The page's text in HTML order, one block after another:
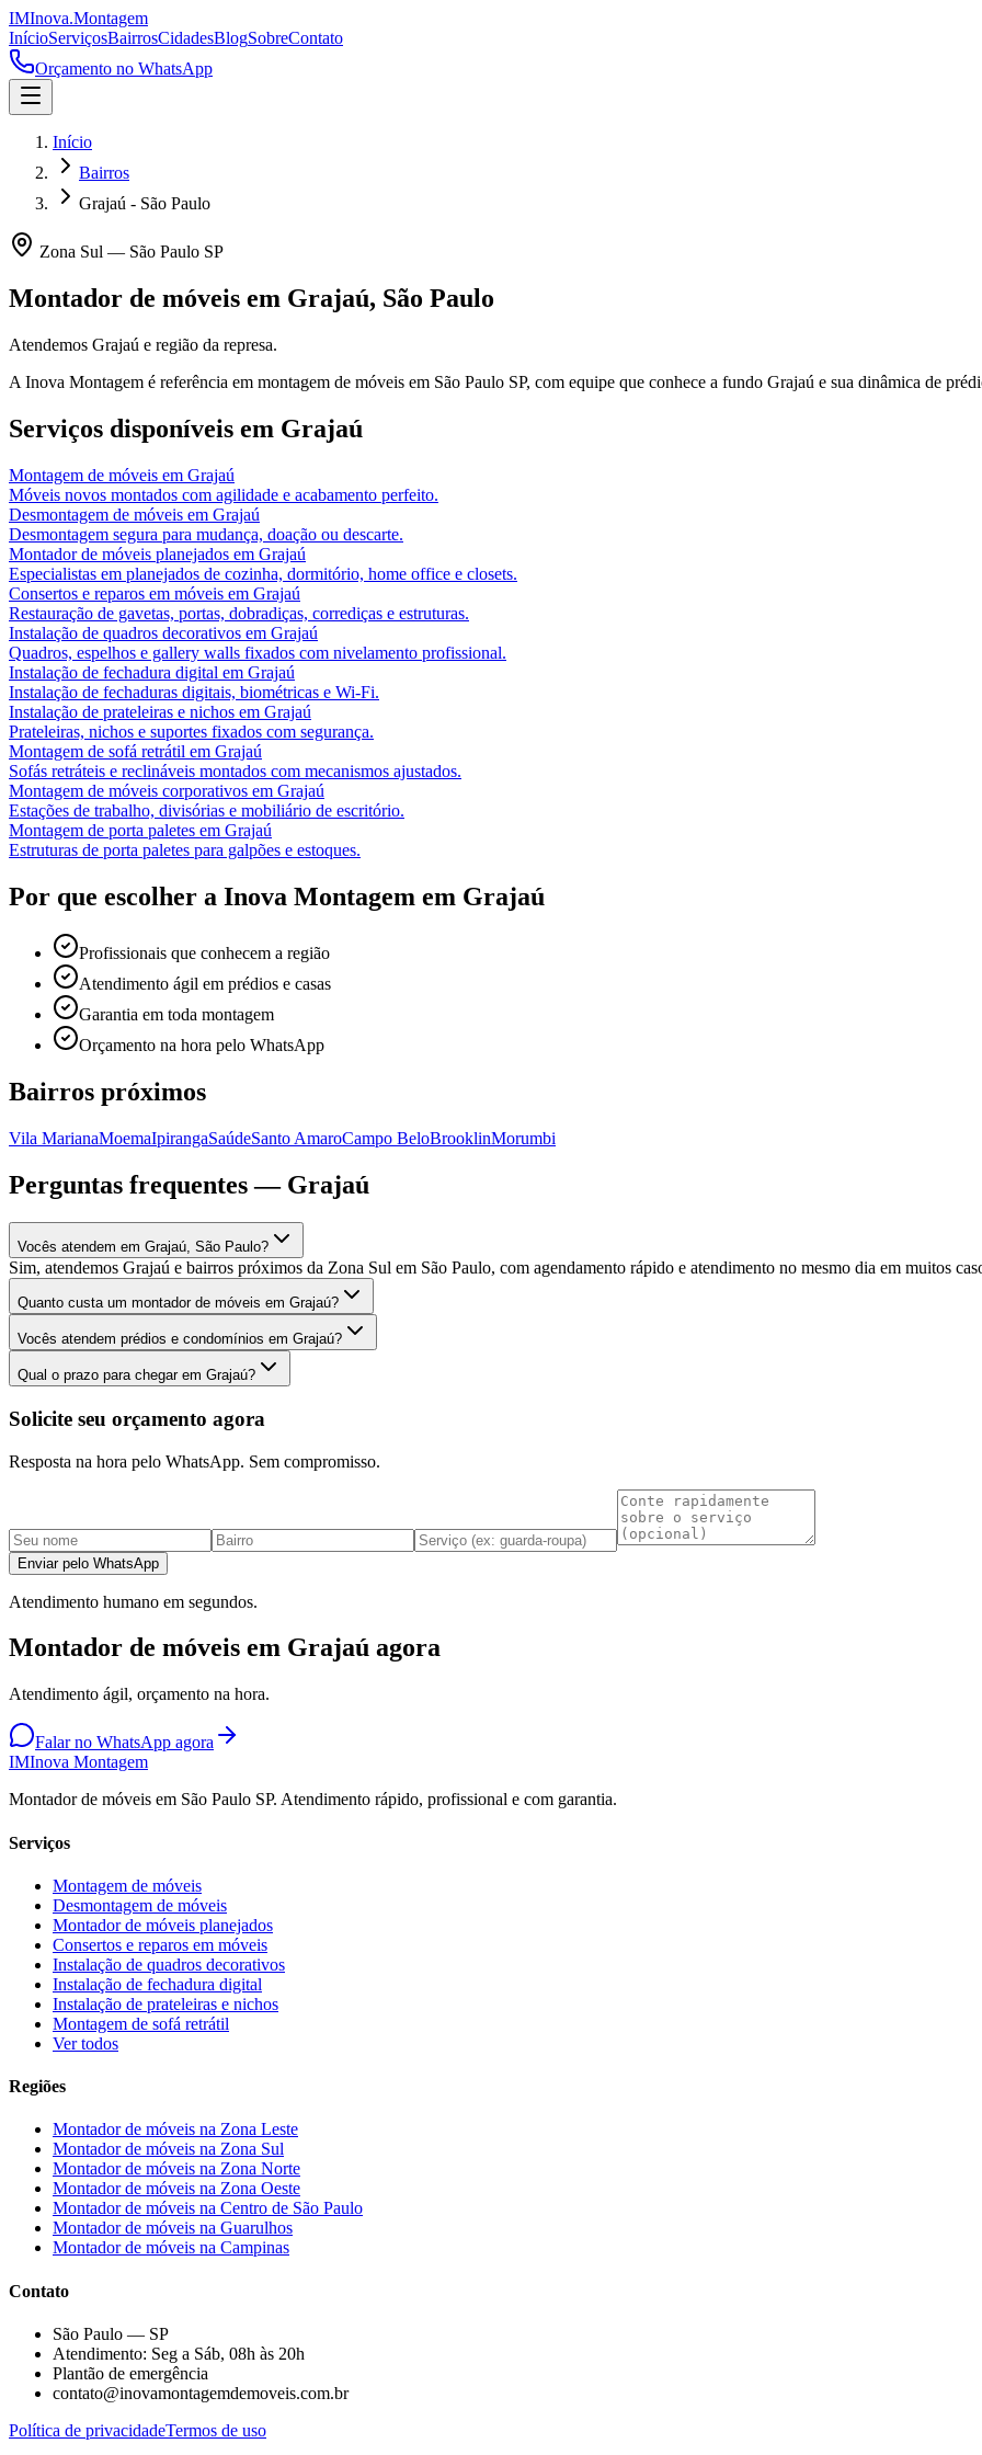
IMInova.Montagem
InícioServiçosBairrosCidadesBlogSobreContato
Orçamento no WhatsApp
Início
Bairros
Grajaú - São Paulo
Zona Sul — São Paulo SP
Montador de móveis em Grajaú, São Paulo
Atendemos Grajaú e região da represa.
A Inova Montagem é referência em montagem de móveis em São Paulo SP, com equipe que conhece a fundo Grajaú e sua dinâmica de
Serviços disponíveis em Grajaú
Montagem de móveis em Grajaú
Móveis novos montados com agilidade e acabamento perfeito.
Desmontagem de móveis em Grajaú
Desmontagem segura para mudança, doação ou descarte.
Montador de móveis planejados em Grajaú
Especialistas em planejados de cozinha, dormitório, home office e closets.
Consertos e reparos em móveis em Grajaú
Restauração de gavetas, portas, dobradiças, corrediças e estruturas.
Instalação de quadros decorativos em Grajaú
Quadros, espelhos e gallery walls fixados com nivelamento profissional.
Instalação de fechadura digital em Grajaú
Instalação de fechaduras digitais, biométricas e Wi-Fi.
Instalação de prateleiras e nichos em Grajaú
Prateleiras, nichos e suportes fixados com segurança.
Montagem de sofá retrátil em Grajaú
Sofás retráteis e reclináveis montados com mecanismos ajustados.
Montagem de móveis corporativos em Grajaú
Estações de trabalho, divisórias e mobiliário de escritório.
Montagem de porta paletes em Grajaú
Estruturas de porta paletes para galpões e estoques.
Por que escolher a Inova Montagem em Grajaú
Profissionais que conhecem a região
Atendimento ágil em prédios e casas
Garantia em toda montagem
Orçamento na hora pelo WhatsApp
Bairros próximos
Vila MarianaMoemaIpirangaSaúdeSanto AmaroCampo BeloBrooklinMorumbi
Perguntas frequentes — Grajaú
Vocês atendem em Grajaú, São Paulo?
Sim, atendemos Grajaú e bairros próximos da Zona Sul em São Paulo, com agendamento rápido e atendimento no mesmo dia em muitos
Quanto custa um montador de móveis em Grajaú?
Vocês atendem prédios e condomínios em Grajaú?
Qual o prazo para chegar em Grajaú?
Solicite seu orçamento agora
Resposta na hora pelo WhatsApp. Sem compromisso.
Enviar pelo WhatsApp
Atendimento humano em segundos.
Montador de móveis em Grajaú agora
Atendimento ágil, orçamento na hora.
Falar no WhatsApp agora
IMInova Montagem
Montador de móveis em São Paulo SP. Atendimento rápido, profissional e com garantia.
Serviços
Montagem de móveis
Desmontagem de móveis
Montador de móveis planejados
Consertos e reparos em móveis
Instalação de quadros decorativos
Instalação de fechadura digital
Instalação de prateleiras e nichos
Montagem de sofá retrátil
Ver todos
Regiões
Montador de móveis na Zona Leste
Montador de móveis na Zona Sul
Montador de móveis na Zona Norte
Montador de móveis na Zona Oeste
Montador de móveis na Centro de São Paulo
Montador de móveis na Guarulhos
Montador de móveis na Campinas
Contato
São Paulo — SP
Atendimento: Seg a Sáb, 08h às 20h
Plantão de emergência
contato@inovamontagemdemoveis.com.br
Política de privacidadeTermos de uso